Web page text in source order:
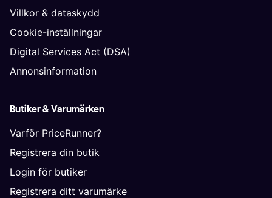
Villkor & dataskydd
Cookie-inställningar
Digital Services Act (DSA)
Annonsinformation
Butiker & Varumärken
Varför PriceRunner?
Registrera din butik
Login för butiker
Registrera ditt varumärke